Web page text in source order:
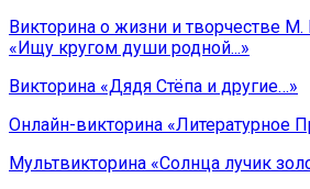
Викторина о жизни и творчестве
«Ищу кругом души родной...»
Викторина «Дядя Стёпа и другие…»
Онлайн-викторина «Литературное
Мультвикторина «Солнца лучик